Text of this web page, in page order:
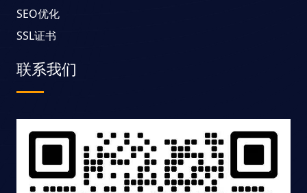
SEO优化
SSL证书
联系我们